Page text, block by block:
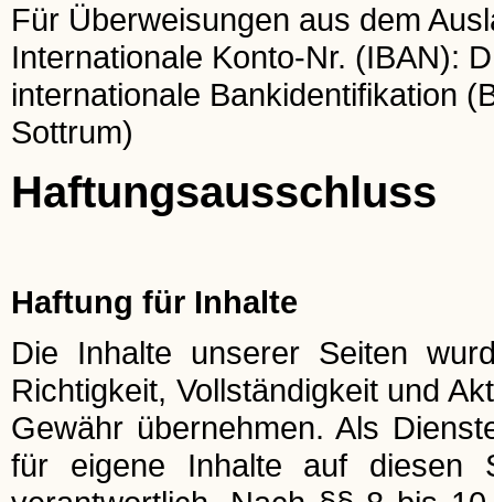
Für Überweisungen aus dem
Internationale Konto-Nr. (IBAN):
internationale Bankidentifikation
Sottrum)
Haftungsausschluss
Haftung für Inhalte
Die Inhalte unserer Seiten
Richtigkeit, Vollständigkeit und
Gewähr übernehmen. Als
für eigene Inhalte auf diesen